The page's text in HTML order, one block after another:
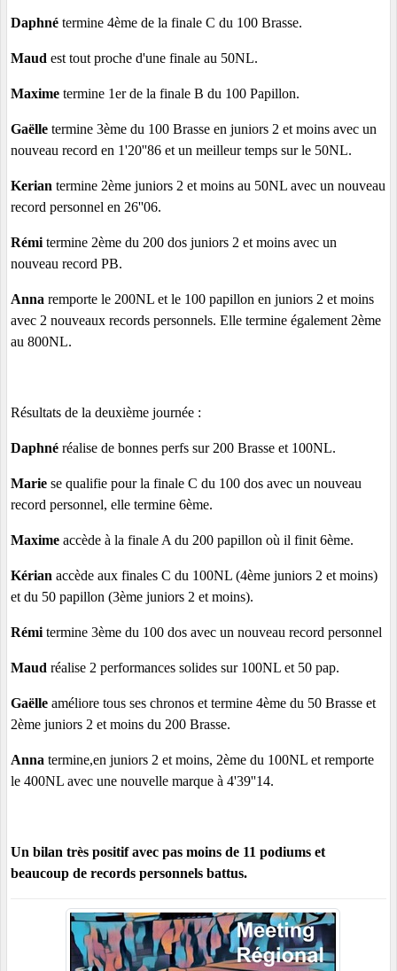
Daphné termine 4ème de la finale C du 100 Brasse.
Maud est tout proche d'une finale au 50NL.
Maxime termine 1er de la finale B du 100 Papillon.
Gaëlle termine 3ème du 100 Brasse en juniors 2 et moins avec un
nouveau record en 1'20''86 et un meilleur temps sur le 50NL.
Kerian termine 2ème juniors 2 et moins au 50NL avec un nouveau
record personnel en 26''06.
Rémi termine 2ème du 200 dos juniors 2 et moins avec un
nouveau record PB.
Anna remporte le 200NL et le 100 papillon en juniors 2 et moins
avec 2 nouveaux records personnels. Elle termine également 2ème
au 800NL.
Résultats de la deuxième journée :
Daphné réalise de bonnes perfs sur 200 Brasse et 100NL.
Marie se qualifie pour la finale C du 100 dos avec un nouveau
record personnel, elle termine 6ème.
Maxime accède à la finale A du 200 papillon où il finit 6ème.
Kérian accède aux finales C du 100NL (4ème juniors 2 et moins)
et du 50 papillon (3ème juniors 2 et moins).
Rémi termine 3ème du 100 dos avec un nouveau record personnel
Maud réalise 2 performances solides sur 100NL et 50 pap.
Gaëlle améliore tous ses chronos et termine 4ème du 50 Brasse et
2ème juniors 2 et moins du 200 Brasse.
Anna termine,en juniors 2 et moins, 2ème du 100NL et remporte
le 400NL avec une nouvelle marque à 4'39''14.
Un bilan très positif avec pas moins de 11 podiums et
beaucoup de records personnels battus.